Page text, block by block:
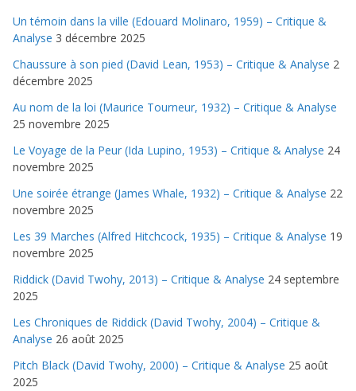
Un témoin dans la ville (Edouard Molinaro, 1959) – Critique &
Analyse 3 décembre 2025
Chaussure à son pied (David Lean, 1953) – Critique & Analyse 2
décembre 2025
Au nom de la loi (Maurice Tourneur, 1932) – Critique & Analyse
25 novembre 2025
Le Voyage de la Peur (Ida Lupino, 1953) – Critique & Analyse 24
novembre 2025
Une soirée étrange (James Whale, 1932) – Critique & Analyse 22
novembre 2025
Les 39 Marches (Alfred Hitchcock, 1935) – Critique & Analyse 19
novembre 2025
Riddick (David Twohy, 2013) – Critique & Analyse 24 septembre
2025
Les Chroniques de Riddick (David Twohy, 2004) – Critique &
Analyse 26 août 2025
Pitch Black (David Twohy, 2000) – Critique & Analyse 25 août
2025